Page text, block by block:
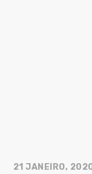
21 JANEIRO,